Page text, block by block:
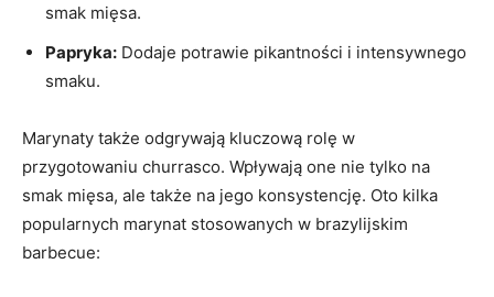
smak mięsa.
Papryka: Dodaje potrawie pikantności‌ i intensywnego
smaku.
Marynaty także odgrywają kluczową rolę w
przygotowaniu churrasco. Wpływają ‌one nie ‌tylko na
smak mięsa, ale także na⁤ jego konsystencję. Oto kilka
popularnych marynat ​stosowanych w brazylijskim
barbecue: